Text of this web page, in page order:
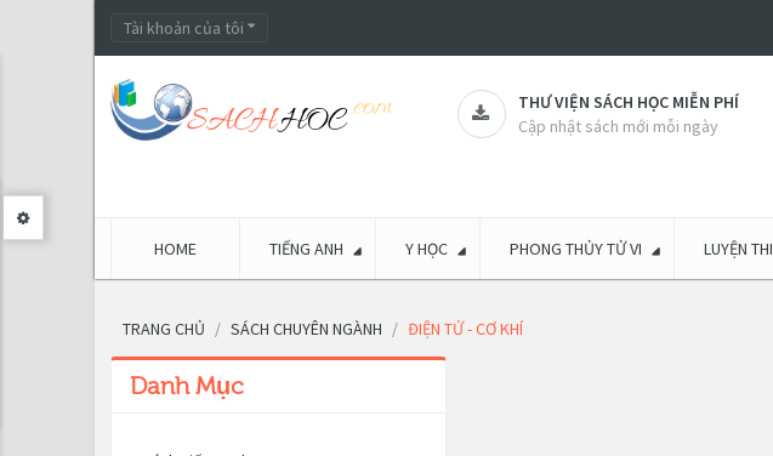
Tài khoản của tôi
THƯ VIỆN SÁCH HỌC MIỄN PHÍ
Cập nhật sách mới mỗi ngày
HOME TIẾNG ANH Y HỌC PHONG THỦY TỬ VI LUYỆN THI
TRANG CHỦ SÁCH CHUYÊN NGÀNH ĐIỆN TỬ - CƠ KHÍ
Danh Mục